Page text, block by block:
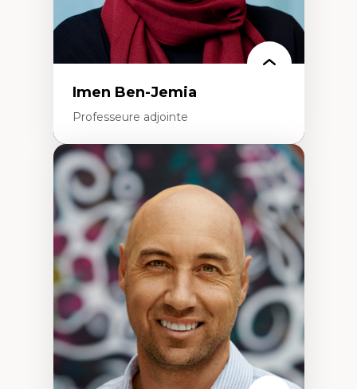
Imen Ben-Jemia
Professeure adjointe
Expertises
Discours sur la ville et représentations
Mosquées, formes et usages au Canada
Reconnaissance et représentations des
communautés immigrantes dans l'espace
urbain
Design architectural et urbain
Patrimoine et patrimonialisation
Études postcoloniales et décolonisation des
savoirs